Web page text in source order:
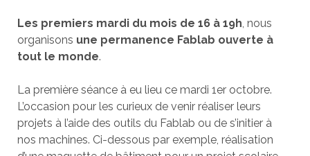
Les premiers mardi du mois de 16 à 19h, nous
organisons une permanence Fablab ouverte à
tout le monde.
La première séance à eu lieu ce mardi 1er octobre.
L’occasion pour les curieux de venir réaliser leurs
projets à l’aide des outils du Fablab ou de s’initier à
nos machines. Ci-dessous par exemple, réalisation